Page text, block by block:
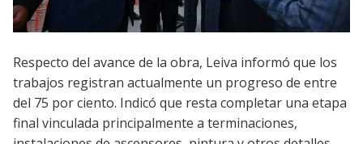
Respecto del avance de la obra, Leiva informó que los
trabajos registran actualmente un progreso de entre
del 75 por ciento. Indicó que resta completar una etapa
final vinculada principalmente a terminaciones,